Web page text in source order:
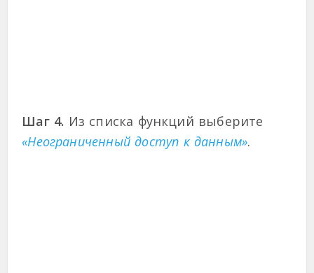
Шаг 4. Из списка функций выберите
«Неограниченный доступ к данным».